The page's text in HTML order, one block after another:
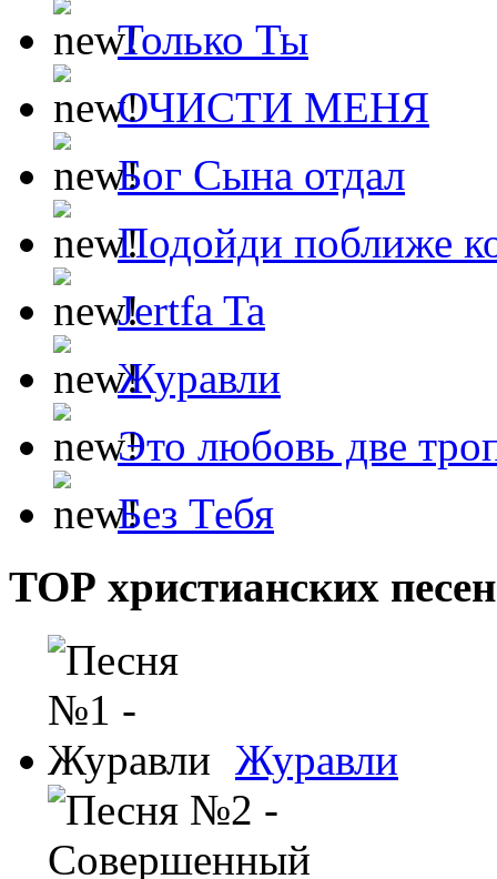
Только Ты
ОЧИСТИ МЕНЯ
Бог Сына отдал
Подойди поближе
Jertfa Ta
Журавли
Это любовь две
Без Тебя
ТОР христианских песен
Журавли